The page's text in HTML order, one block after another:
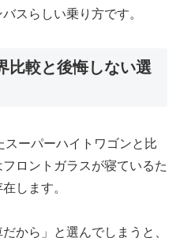
スらしい乗り方です。
比較と後悔しない選
スーパーハイトワゴンと比
ロントガラスが寝ているた
します。
から」と選んでしまうと、